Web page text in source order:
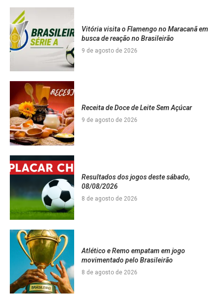
Vitória visita o Flamengo no Maracanã em
busca de reação no Brasileirão
9 de agosto de 2026
Receita de Doce de Leite Sem Açúcar
9 de agosto de 2026
Resultados dos jogos deste sábado,
08/08/2026
8 de agosto de 2026
Atlético e Remo empatam em jogo
movimentado pelo Brasileirão
8 de agosto de 2026